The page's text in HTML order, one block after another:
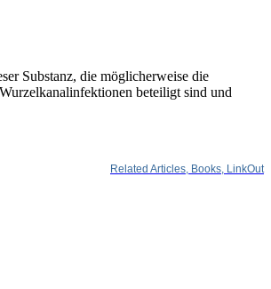
Substanz, die möglicherweise die
beteiligt sind und
Related Articles, Books, LinkOut